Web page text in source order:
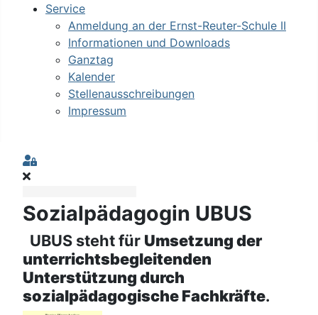
Service
Anmeldung an der Ernst-Reuter-Schule II
Informationen und Downloads
Ganztag
Kalender
Stellenausschreibungen
Impressum
Sign In
Sozialpädagogin UBUS
UBUS steht für Umsetzung der
unterrichtsbegleitenden
Unterstützung durch
sozialpädagogische Fachkräfte.